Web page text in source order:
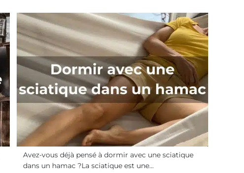
Avez-vous déjà pensé à dormir avec une sciatique
dans un hamac ?La sciatique est une…